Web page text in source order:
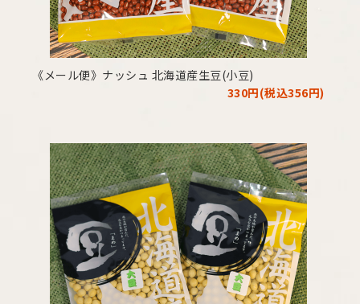
《メール便》ナッシュ 北海道産生豆(小豆)
330円(税込356円)